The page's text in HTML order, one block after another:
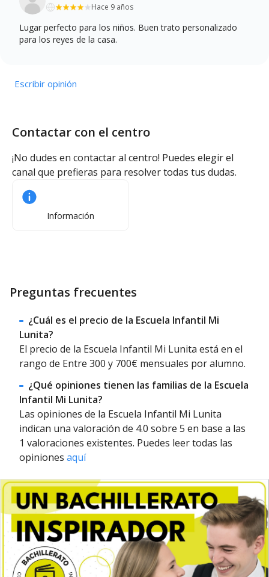
Hace 9 años
Lugar perfecto para los niños. Buen trato personalizado
para los reyes de la casa.
Escribir opinión
Contactar con el centro
¡No dudes en contactar al centro! Puedes elegir el
canal que prefieras para resolver todas tus dudas.
Información
Preguntas frecuentes
¿Cuál es el precio de la Escuela Infantil Mi
Lunita?
El precio de la Escuela Infantil Mi Lunita está en el
rango de Entre 300 y 700€ mensuales por alumno.
¿Qué opiniones tienen las familias de la Escuela
Infantil Mi Lunita?
Las opiniones de la Escuela Infantil Mi Lunita
indican una valoración de 4.0 sobre 5 en base a las
1 valoraciones existentes. Puedes leer todas las
opiniones aquí